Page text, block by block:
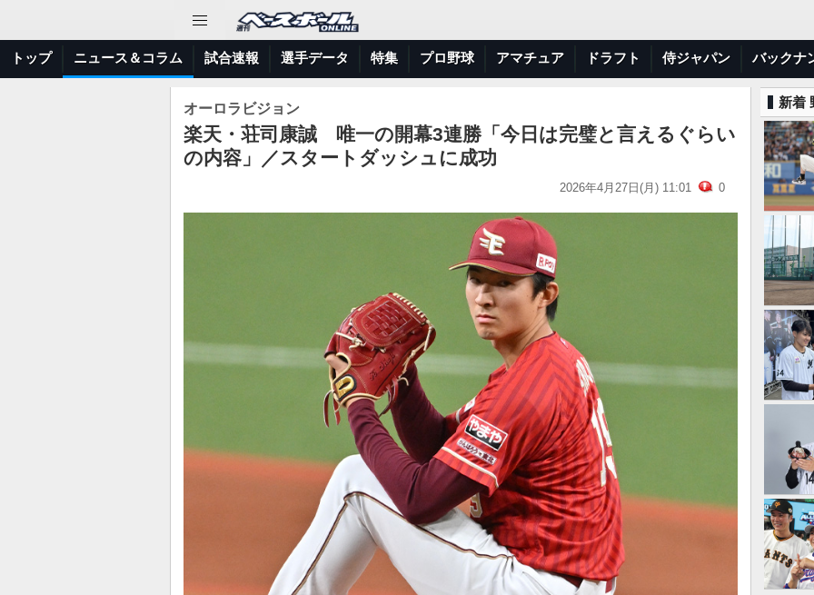
トップ ニュース＆コラム 試合速報 選手データ 特集 プロ野球 アマチュア ドラフト 侍ジャパン バックナ
オーロラビジョン
楽天・荘司康誠 唯一の開幕3連勝「今日は完璧と言えるぐらい
の内容」／スタートダッシュに成功
2026年4月27日(月) 11:01 0
新着